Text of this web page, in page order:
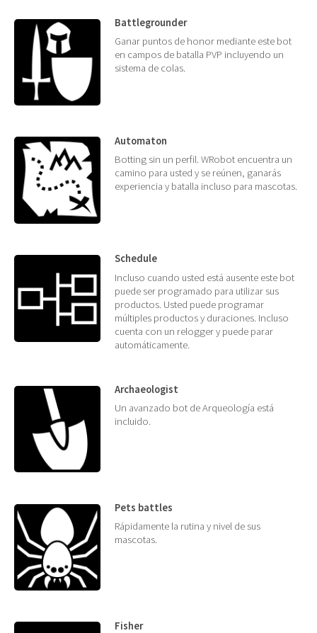
Battlegrounder
Ganar puntos de honor mediante este bot
en campos de batalla PVP incluyendo un
sistema de colas.
Automaton
Botting sin un perfil. WRobot encuentra un
camino para usted y se reúnen, ganarás
experiencia y batalla incluso para mascotas.
Schedule
Incluso cuando usted está ausente este bot
puede ser programado para utilizar sus
productos. Usted puede programar
múltiples productos y duraciones. Incluso
cuenta con un relogger y puede parar
automáticamente.
Archaeologist
Un avanzado bot de Arqueología está
incluido.
Pets battles
Rápidamente la rutina y nivel de sus
mascotas.
Fisher